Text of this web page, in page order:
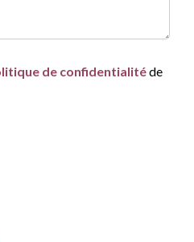
de confidentialitéde